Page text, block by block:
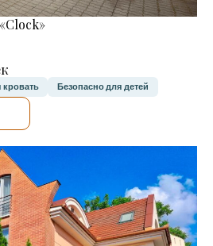
кровать Безопасно для детей